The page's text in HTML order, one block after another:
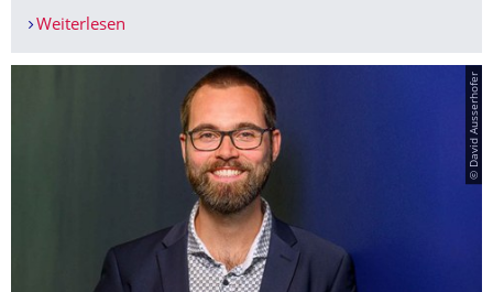
Weiterlesen
© David Ausserhofer